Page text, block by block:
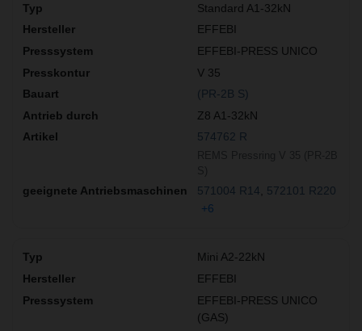
Standard A1-32kN
EFFEBI
EFFEBI-PRESS UNICO
V 35
(PR-2B S)
Z8 A1-32kN
574762 R
571004 R14
572101 R220
+6
Mini A2-22kN
EFFEBI
EFFEBI-PRESS UNICO
(GAS)